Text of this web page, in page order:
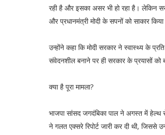
रही है और इसका असर भी हो रहा है। लेकिन
और प्रधानमंत्री मोदी के सपनों को साकार
उन्होंने कहा कि मोदी सरकार ने स्वास्थ्य के
संवेदनशील बनाने पर ही सरकार के प्रयासों को
क्या है पूरा मामला?
भाजपा सांसद जगदंबिका पाल ने अगस्त में हेल्थ
ने गलत एक्सरे रिपोर्ट जारी कर दी थी, जिससे